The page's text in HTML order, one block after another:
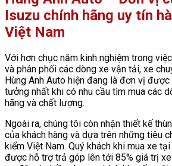
Isuzu chính hãng uy tín
Việt Nam
Với hơn chục năm kinh nghiệm trong
và phân phối các dòng xe vận tải, xe
Hùng Anh Auto hiện đang là đơn vị
tưởng nhất khi có nhu cầu tìm mua các
hãng và chất lượng.
Ngoài ra, chúng tôi còn nhận thiết kế
của khách hàng và dựa trên những tiêu
kiểm Việt Nam. Quý khách khi mua xe
được hỗ trợ trả góp lên tới 85% giá trị